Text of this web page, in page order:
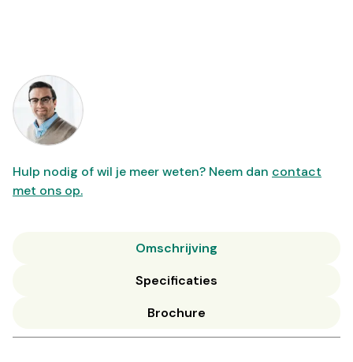
Hulp nodig of wil je meer weten? Neem dan contact
met ons op.
Omschrijving
Specificaties
Brochure